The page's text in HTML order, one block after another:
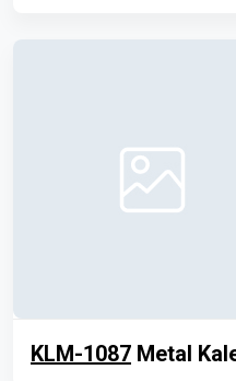
KLM-1087 Metal